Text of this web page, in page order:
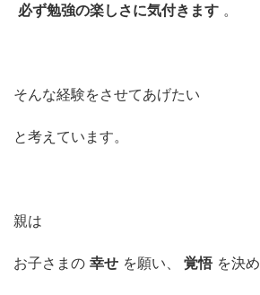
必ず勉強の楽しさに気付きます 。
そんな経験をさせてあげたい
と考えています。
親は
お子さまの 幸せ を願い、 覚悟 を決め